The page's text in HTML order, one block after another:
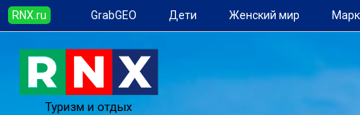
RNX.ru GrabGEO Дети Женский мир
Туризм и отдых